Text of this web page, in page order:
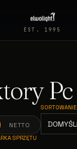
EST. 1995
Pc
NETTO
SORTOWANIE
SPRZĘTU